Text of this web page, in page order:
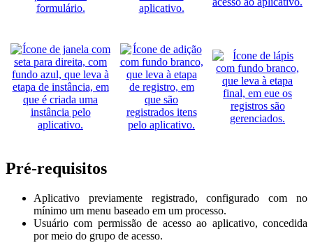
Pré-requisitos
Aplicativo previamente registrado, configurado com no
mínimo um menu baseado em um processo.
Usuário com permissão de acesso ao aplicativo, concedida
por meio do grupo de acesso.